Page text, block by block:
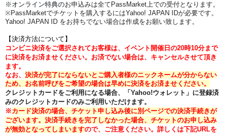
※オンライン特典のお申込みは全てPassMarket上での受付となります。
※PassMarketでチケットを購入するにはYahoo! JAPAN IDが必要です。
Yahoo! JAPAN ID をお持ちでない場合は作成をお願い致します。
【決済方法について】
コンビニ決済をご選択されてお客様は、イベント開催日の20時10分まで
に決済をお済ませください。 お済でない場合は、キャンセルさせて頂き
ます。
なお、 決済が完了にならないとご購入者様のニックネームが分からない
ため、お名前呼びをご希望の場合は早めに決済をお済ませください。
クレジットカードをご利用になる場合、「Yahoo!ウォレット」に登録済
みのクレジットカードのみご利用いただけます。
※カード決済の場合、チケット申し込み後に別ページでの決済手続きが
ございます。 決済手続きを完了しなかった場合、チケットのお申し込み
が無効となってしまいますので、ご注意ください。 詳しくは下記URLを